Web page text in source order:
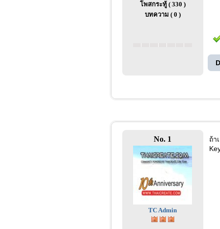
โพสกระทู้ ( 330 )
บทความ ( 0 )
No. 1
TC Admin
ถ้า